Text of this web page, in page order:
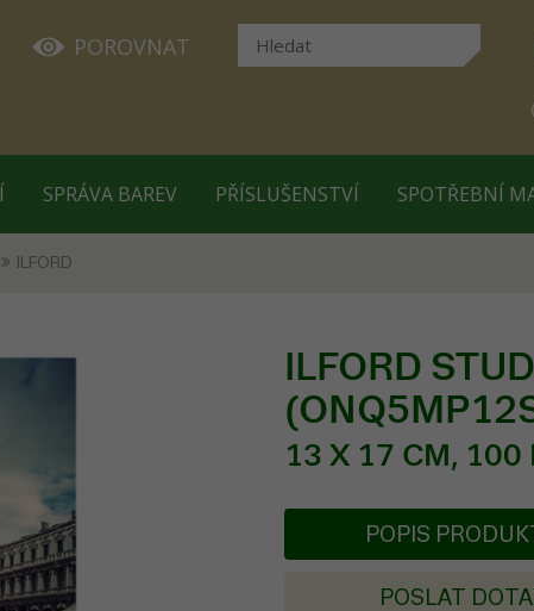
POROVNAT
SPRÁVA BAREV PŘÍSLUŠENSTVÍ SPOTŘEBNÍ
ILFORD
ILFORD
13 X 17 CM, 100
POPIS
POSLAT